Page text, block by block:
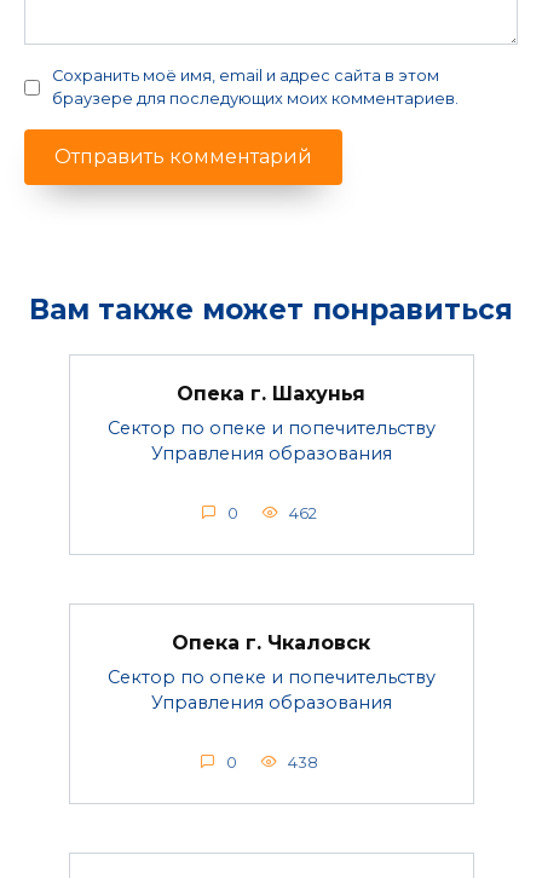
Сохранить моё имя, email и адрес сайта в этом
браузере для последующих моих комментариев.
Вам также может понравиться
Опека г. Шахунья
Сектор по опеке и попечительству
Управления образования
0 462
Опека г. Чкаловск
Сектор по опеке и попечительству
Управления образования
0 438